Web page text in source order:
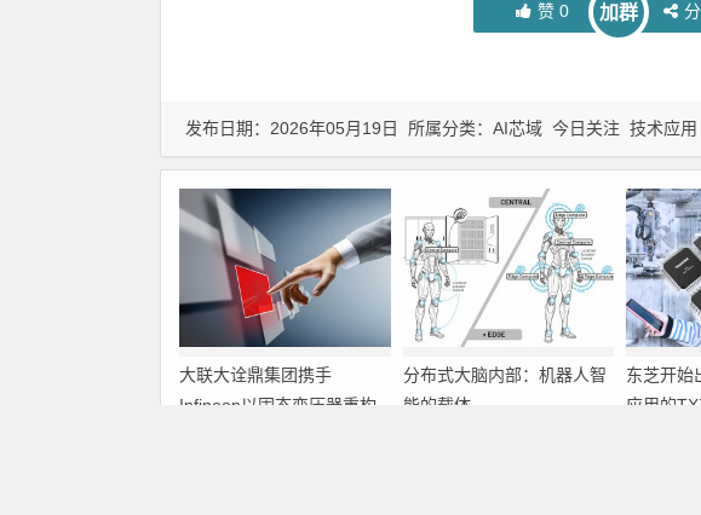
赞0 加群
发布日期：2026年05月19日 所属分类： AI芯域 今日关注 技术应用
大联大诠鼎集团携手
Infineon以固态变压器重构
分布式大脑内部：机器人智
能的载体
东芝开始
应用的